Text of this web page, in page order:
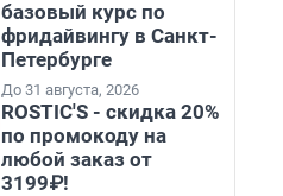
базовый курс по
фридайвингу в Санкт-
Петербурге
До 31 августа, 2026
ROSTIC'S - скидка 20%
по промокоду на
любой заказ от
3199₽!